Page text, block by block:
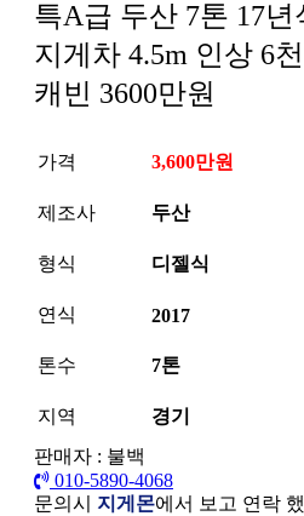
특A급 두산 7톤 17
지게차 4.5m 인상 6
캐빈 3600만원
가격 3,600만원
제조사 두산
형식 디젤식
연식 2017
톤수 7톤
지역
경기
판매자 : 불백
010-5890-4068
문의시 지게몬에서 보고 연락